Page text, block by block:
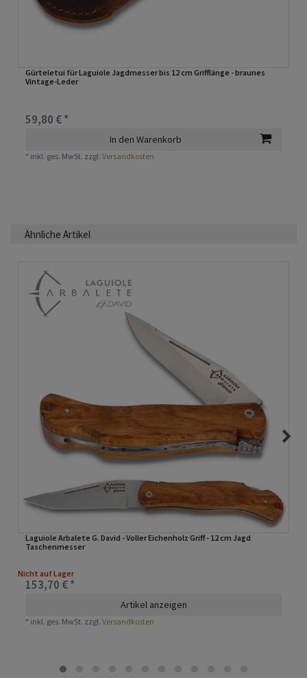
Gürteletui für Laguiole Jagdmesser bis 12 cm Grifflänge - braunes
Vintage-Leder
59,80 € *
In den Warenkorb
* inkl. ges. MwSt. zzgl.Versandkosten
Ähnliche Artikel
Laguiole Arbalete G. David - Voller Eichenholz Griff - 12 cm Jagd
Taschenmesser
Nicht auf Lager
153,70 € *
Artikel anzeigen
* inkl. ges. MwSt. zzgl.Versandkosten